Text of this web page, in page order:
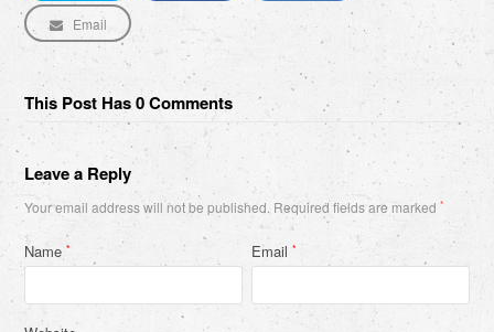
Email
This Post Has 0 Comments
Leave a Reply
Your email address will not be published. Required fields are marked*
Name* Email*